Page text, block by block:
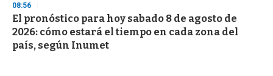
08:56
El pronóstico para hoy sabado 8 de agosto de
2026: cómo estará el tiempo en cada zona del
país, según Inumet